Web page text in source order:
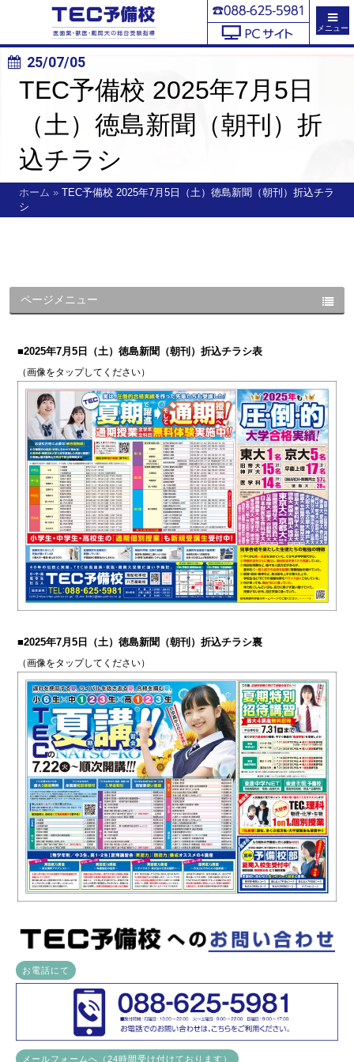
メニュー
25/07/05
TEC予備校 2025年7月5日
（土）徳島新聞（朝刊）折
込チラシ
ホーム » TEC予備校 2025年7月5日（土）徳島新聞（朝刊）折込チラ
シ
ページメニュー
■2025年7月5日（土）徳島新聞（朝刊）折込チラシ表
（画像をタップしてください）
■2025年7月5日（土）徳島新聞（朝刊）折込チラシ裏
（画像をタップしてください）
お電話にて
メールフォームへ（24時間受け付けております）